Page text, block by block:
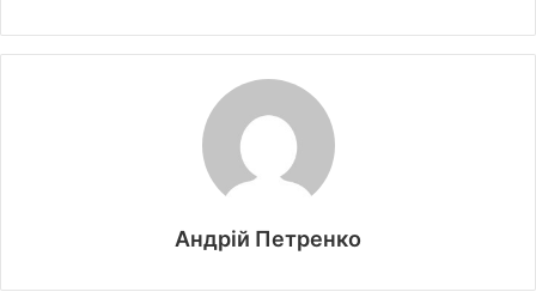
Андрій Петренко